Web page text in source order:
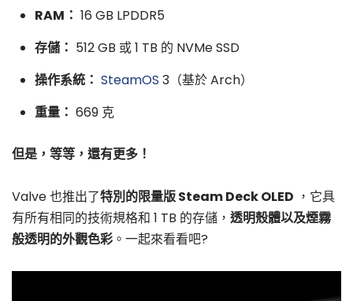
RAM： 16 GB LPDDR5
存儲： 512 GB 或 1 TB 的 NVMe SSD
操作系統： SteamOS 3（基於 Arch）
重量： 669 克
但是，等等，還有更多！
Valve 也推出了特別的限量版 Steam Deck OLED ，它具
有所有相同的技術規格和 1 TB 的存儲， 透明殼體以及煙霧
般透明的外觀色彩 。一起來看看吧?